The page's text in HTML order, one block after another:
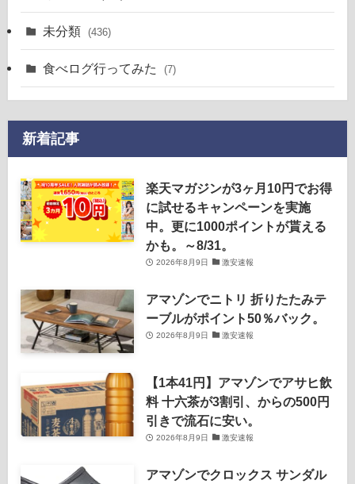
未分類 (436)
食べログ行ってみた (7)
新着記事
楽天マガジンが3ヶ月10円でお得
に試せるキャンペーンを実施
中。更に1000ポイントが貰える
かも。～8/31。
2026年8月9日 激安速報
アマゾンでニトリ 折りたたみテ
ーブルがポイント50％バック。
2026年8月9日 激安速報
【1本41円】アマゾンでアサヒ飲
料 十六茶が3割引、からの500円
引きで流石に安い。
2026年8月9日 激安速報
アマゾンでクロックス サンダル